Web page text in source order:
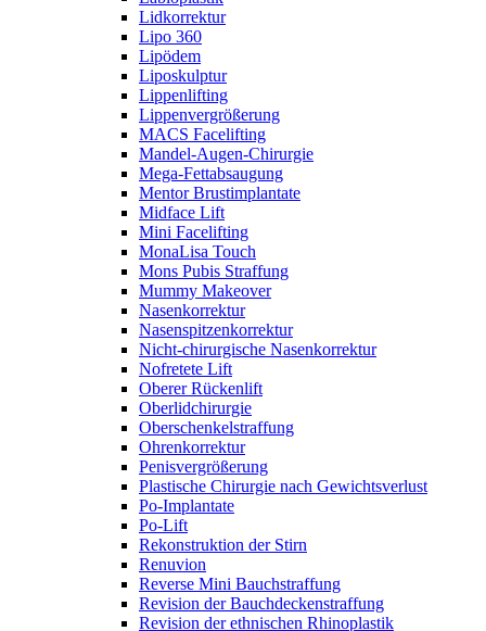
Lidkorrektur
Lipo 360
Lipödem
Liposkulptur
Lippenlifting
Lippenvergrößerung
MACS Facelifting
Mandel-Augen-Chirurgie
Mega-Fettabsaugung
Mentor Brustimplantate
Midface Lift
Mini Facelifting
MonaLisa Touch
Mons Pubis Straffung
Mummy Makeover
Nasenkorrektur
Nasenspitzenkorrektur
Nicht-chirurgische Nasenkorrektur
Nofretete Lift
Oberer Rückenlift
Oberlidchirurgie
Oberschenkelstraffung
Ohrenkorrektur
Penisvergrößerung
Plastische Chirurgie nach Gewichtsverlust
Po-Implantate
Po-Lift
Rekonstruktion der Stirn
Renuvion
Reverse Mini Bauchstraffung
Revision der Bauchdeckenstraffung
Revision der ethnischen Rhinoplastik